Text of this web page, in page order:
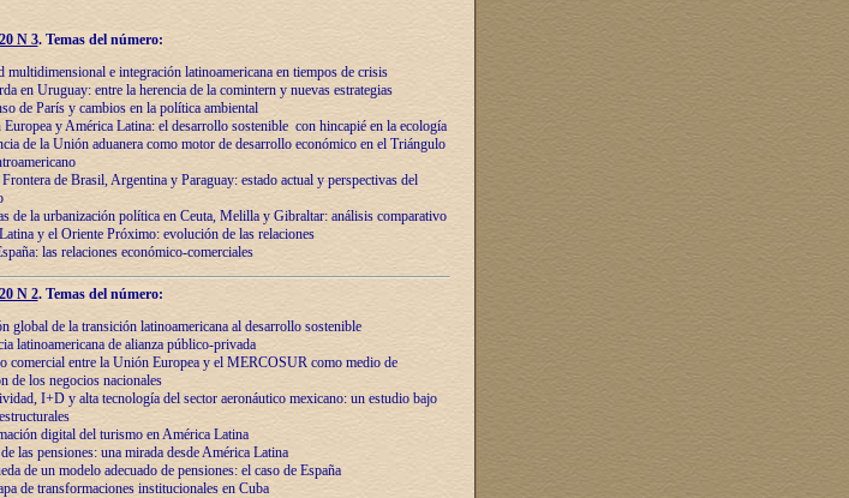
N 3.Temas del número:
multidimensional e integración latinoamericana en tiempos de crisis
en Uruguay: entre la herencia de lа comintern y nuevas estrategias
de París y cambios en la política ambiental
y América Latina: el desarrollo sostenible con hincapié en la ecología
de la Unión aduanera como motor de desarrollo económico en el Triángulo
de Brasil, Argentina y Paraguay: estado actual y perspectivas del
de la urbanización política en Ceuta, Melilla y Gibraltar: análisis comparativo
y el Oriente Próximo: evolución de las relaciones
las relaciones económico-comerciales
N 2.Temas del número:
global de la transición latinoamericana al desarrollo sostenible
latinoamericana de alianza público-privada
comercial entre la Unión Europea y el MERCOSUR como medio de
de los negocios nacionales
I+D y alta tecnología del sector aeronáutico mexicano: un estudio bajo
digital del turismo en América Latina
las pensiones: una mirada desde América Latina
de un modelo adecuado de pensiones: el caso de España
de transformaciones institucionales en Cuba